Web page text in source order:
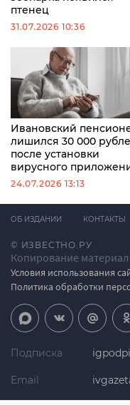
птенец
31.07.2026 10:36
Ивановский
лишился 30 000
после установки
вирусного
24.07.2026 13:13
© ИЗВЕСТНО.РУ
Копирование
Условия использования
Политика обработки
ОБ ИЗДАНИИ КОНТАКТЫ
Подписка
Email